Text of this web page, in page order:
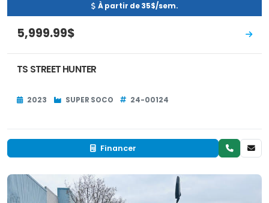
À partir de 35$/sem.
5,999.99$
TS STREET HUNTER
2023 SUPER SOCO 24-00124
Financer
EN INVENTAIRE